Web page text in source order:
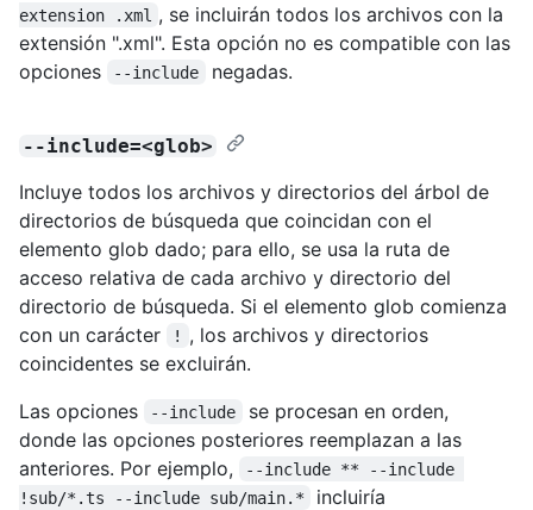
extension .xml , se incluirán todos los archivos con la
extensión ".xml". Esta opción no es compatible con las
opciones
--include negadas.
--include=<glob>
Incluye todos los archivos y directorios del árbol de
directorios de búsqueda que coincidan con el
elemento glob dado; para ello, se usa la ruta de
acceso relativa de cada archivo y directorio del
directorio de búsqueda. Si el elemento glob comienza
con un carácter
!
, los archivos y directorios
coincidentes se excluirán.
Las opciones
--include
se procesan en orden,
donde las opciones posteriores reemplazan a las
anteriores. Por ejemplo,
--include ** --include
!sub/*.ts --include sub/main.*
incluiría